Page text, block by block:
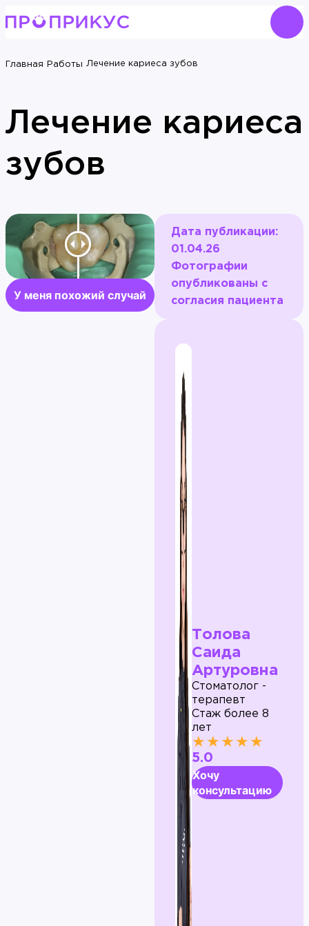
Главная Работы Лечение кариеса зубов
Лечение кариеса
зубов
У меня похожий случай
Дата публикации:
01.04.26
Фотографии
опубликованы с
согласия пациента
Толова
Саида
Артуровна
Стоматолог -
терапевт
Стаж более 8
лет
★★★★★
5.0
Хочу
консультацию